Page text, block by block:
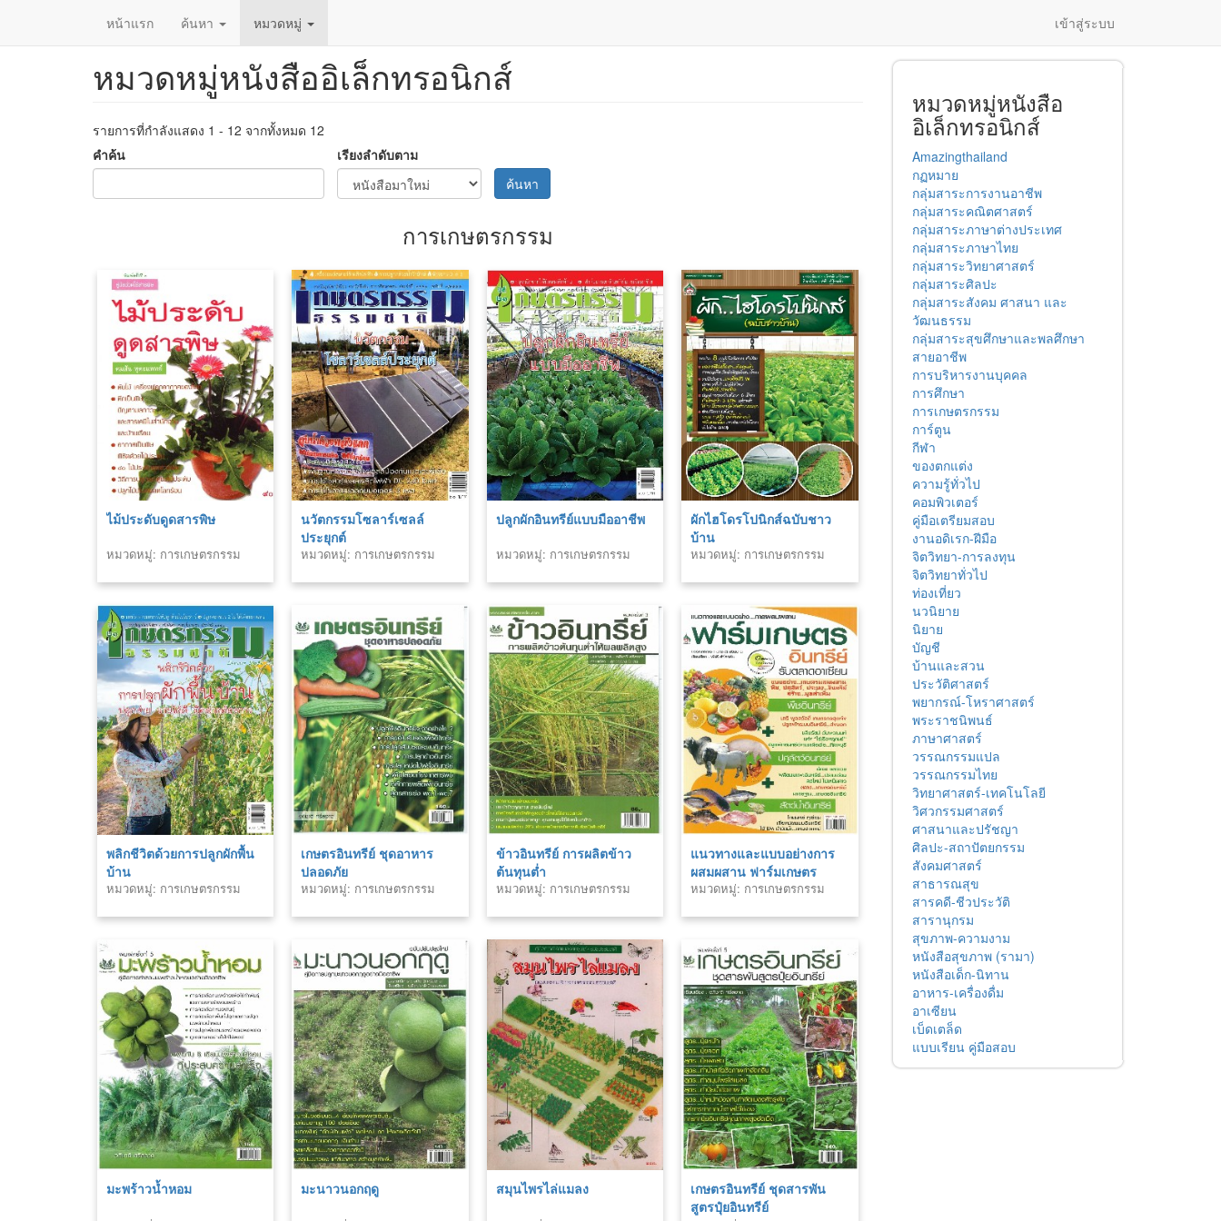
หน้าแรก ค้นหา หมวดหมู่ เข้าสู่ระบบ
หมวดหมู่หนังสืออิเล็กทรอนิกส์
รายการที่กำลังแสดง 1 - 12 จากทั้งหมด 12
คำค้น
เรียงลำดับตาม
ค้นหา
การเกษตรกรรม
ไม้ประดับดูดสารพิษ
หมวดหมู่: การเกษตรกรรม
นวัตกรรมโซลาร์เซลล์
ประยุกต์
หมวดหมู่: การเกษตรกรรม
ปลูกผักอินทรีย์แบบมืออาชีพ
หมวดหมู่: การเกษตรกรรม
ผักไฮโดรโปนิกส์ฉบับชาว
บ้าน
หมวดหมู่: การเกษตรกรรม
พลิกชีวิตด้วยการปลูกผักพื้น
บ้าน
หมวดหมู่: การเกษตรกรรม
เกษตรอินทรีย์ ชุดอาหาร
ปลอดภัย
หมวดหมู่: การเกษตรกรรม
ข้าวอินทรีย์ การผลิตข้าว
ต้นทุนต่ำ
หมวดหมู่: การเกษตรกรรม
แนวทางและแบบอย่างการ
ผสมผสาน ฟาร์มเกษตร
อินทรีย์ รับตลาดอาเซียน
หมวดหมู่: การเกษตรกรรม
มะพร้าวน้ำหอม มะนาวนอกฤดู สมุนไพรไล่แมลง
เกษตรอินทรีย์ ชุดสารพัน
สูตรปุ๋ยอินทรีย์
หมวดหมู่หนังสือ
อิเล็กทรอนิกส์
Amazingthailand
กฏหมาย
กลุ่มสาระการงานอาชีพ
กลุ่มสาระคณิตศาสตร์
กลุ่มสาระภาษาต่างประเทศ
กลุ่มสาระภาษาไทย
กลุ่มสาระวิทยาศาสตร์
กลุ่มสาระศิลปะ
กลุ่มสาระสังคม ศาสนา และ
วัฒนธรรม
กลุ่มสาระสุขศึกษาและพลศึกษา
สายอาชีพ
การบริหารงานบุคคล
การศึกษา
การเกษตรกรรม
การ์ตูน
กีฬา
ของตกแต่ง
ความรู้ทั่วไป
คอมพิวเตอร์
คู่มือเตรียมสอบ
งานอดิเรก-ฝีมือ
จิตวิทยา-การลงทุน
จิตวิทยาทั่วไป
ท่องเที่ยว
นวนิยาย
นิยาย
บัญชี
บ้านและสวน
ประวัติศาสตร์
พยากรณ์-โหราศาสตร์
พระราชนิพนธ์
ภาษาศาสตร์
วรรณกรรมแปล
วรรณกรรมไทย
วิทยาศาสตร์-เทคโนโลยี
วิศวกรรมศาสตร์
ศาสนาและปรัชญา
ศิลปะ-สถาปัตยกรรม
สังคมศาสตร์
สาธารณสุข
สารคดี-ชีวประวัติ
สารานุกรม
สุขภาพ-ความงาม
หนังสือสุขภาพ (รามา)
หนังสือเด็ก-นิทาน
อาหาร-เครื่องดื่ม
อาเซียน
เบ็ดเตล็ด
แบบเรียน คู่มือสอบ